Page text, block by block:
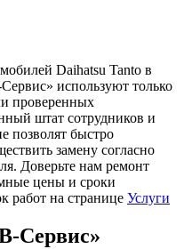
Daihatsu Tanto в
используют только
проверенных
штат сотрудников и
позволят быстро
замену согласно
Доверьте нам ремонт
цены и сроки
работ на странице Услуги
Сервис»